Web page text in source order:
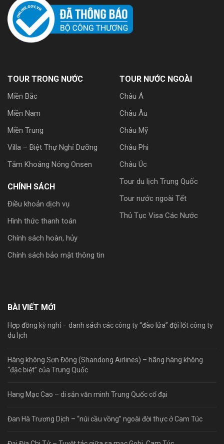
TOUR TRONG NƯỚC
Miền Bắc
Miền Nam
Miền Trung
Villa – Biệt Thự Nghỉ Dưỡng
Tắm Khoảng Nóng Onsen
CHÍNH SÁCH
Điều khoản dịch vụ
Hình thức thanh toán
Chính sách hoàn, hủy
Chính sách bảo mật thông tin
TOUR NƯỚC NGOÀI
Châu Á
Châu Âu
Châu Mỹ
Châu Phi
Châu Úc
Tour du lịch Trung Quốc
Tour nước ngoài Tết
Thủ Tục Visa Các Nước
BÀI VIẾT MỚI
Hợp đồng kỳ nghỉ – danh sách các công ty “đào lửa” đội lốt công ty
du lịch
Hàng không Sơn Đông (Shandong Airlines) – hãng hàng không
“đặc biệt” của Trung Quốc
Hang Mạc Cao – di sản văn minh Trung Quốc cổ đại
Đan Hà Trương Dịch – “núi cầu vồng” ngoài đời thực ở Cam Túc